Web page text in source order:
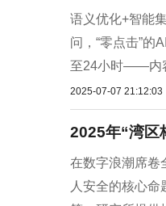
语义优化+智能
问，“零点击”的
至24小时——内
2025-07-07 21:12:03
2025年“湾区
在数字浪潮席卷
人安全的核心